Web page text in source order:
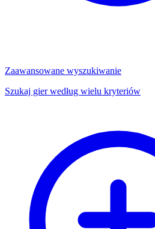
Zaawansowane wyszukiwanie
Szukaj gier według wielu kryteriów